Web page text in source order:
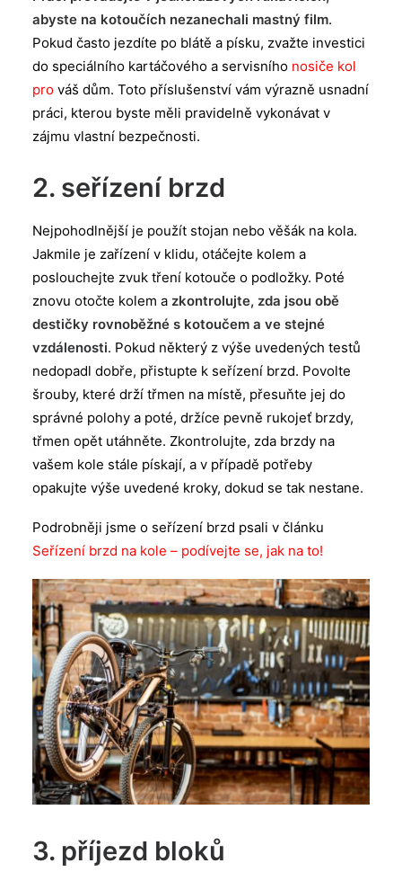
abyste na kotoučích nezanechali mastný film.
Pokud často jezdíte po blátě a písku, zvažte investici
do speciálního kartáčového a servisního nosiče kol
pro váš dům. Toto příslušenství vám výrazně usnadní
práci, kterou byste měli pravidelně vykonávat v
zájmu vlastní bezpečnosti.
2. seřízení brzd
Nejpohodlnější je použít stojan nebo věšák na kola.
Jakmile je zařízení v klidu, otáčejte kolem a
poslouchejte zvuk tření kotouče o podložky. Poté
znovu otočte kolem a zkontrolujte, zda jsou obě
destičky rovnoběžné s kotoučem a ve stejné
vzdálenosti. Pokud některý z výše uvedených testů
nedopadl dobře, přistupte k seřízení brzd. Povolte
šrouby, které drží třmen na místě, přesuňte jej do
správné polohy a poté, držíce pevně rukojeť brzdy,
třmen opět utáhněte. Zkontrolujte, zda brzdy na
vašem kole stále pískají, a v případě potřeby
opakujte výše uvedené kroky, dokud se tak nestane.
Podrobněji jsme o seřízení brzd psali v článku
Seřízení brzd na kole – podívejte se, jak na to!
3. příjezd bloků